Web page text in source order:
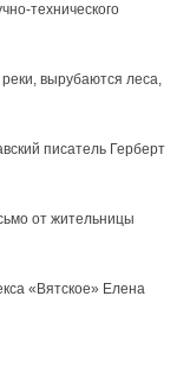
технического
вырубаются леса,
писатель Герберт
от жительницы
«Вятское» Елена